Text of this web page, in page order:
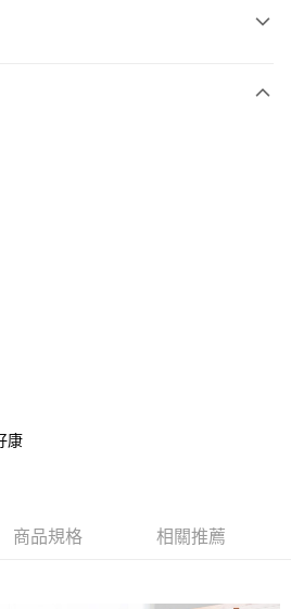
康
商品規格 相關推薦